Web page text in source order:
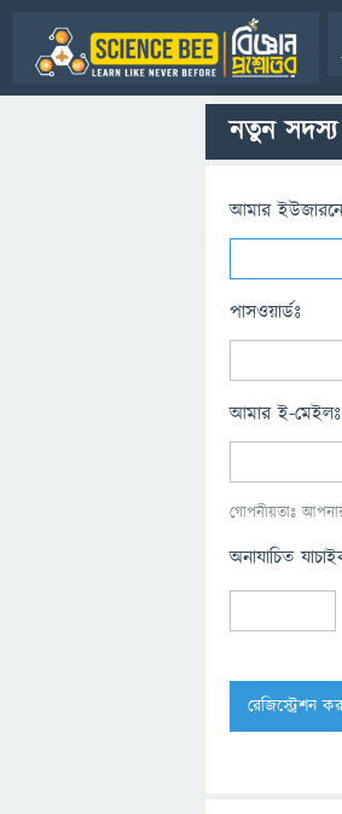
নতুন সদস্য
আমার
পাসওয়ার্ডঃ
আমার ই-মেইলঃ
গোপনীয়তাঃ
অনাযাচিত